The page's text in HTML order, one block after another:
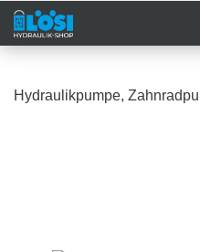
Hydraulikpumpe,